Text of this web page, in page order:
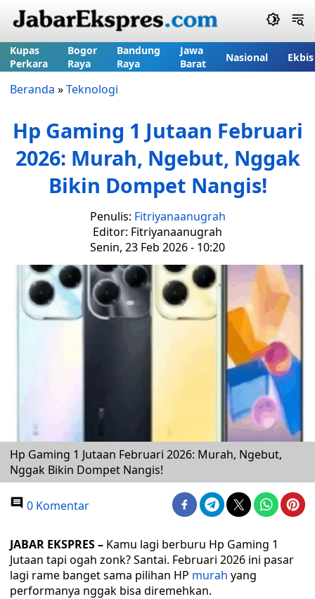
Kupas
Perkara
Bogor
Raya
Bandung
Raya
Jawa
Barat
Nasional Ekbis
Beranda »Teknologi
Hp Gaming 1 Jutaan Februari
2026: Murah, Ngebut, Nggak
Bikin Dompet Nangis!
Penulis: Fitriyanaanugrah
Editor: Fitriyanaanugrah
Senin, 23 Feb 2026 - 10:20
Hp Gaming 1 Jutaan Februari 2026: Murah, Ngebut,
Nggak Bikin Dompet Nangis!
0 Komentar
JABAR EKSPRES – Kamu lagi berburu Hp Gaming 1
Jutaan tapi ogah zonk? Santai. Februari 2026 ini pasar
lagi rame banget sama pilihan HP murah yang
performanya nggak bisa diremehkan.